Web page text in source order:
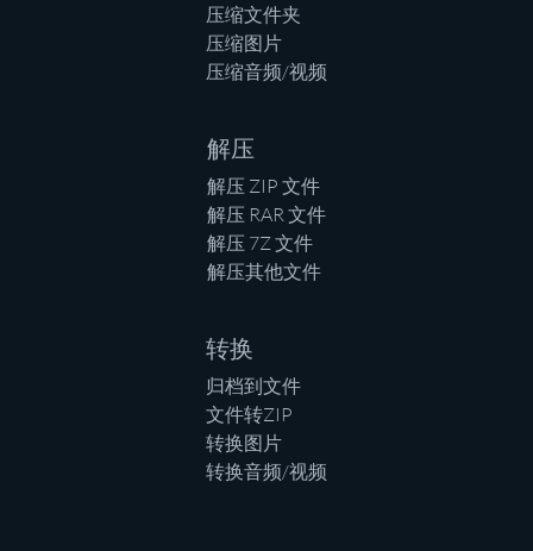
压缩文件夹
压缩图片
压缩音频/视频
解压
解压 ZIP 文件
解压 RAR 文件
解压 7Z 文件
解压其他文件
转换
归档到文件
文件转ZIP
转换图片
转换音频/视频